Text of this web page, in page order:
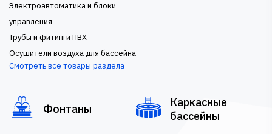
Электроавтоматика и блоки
управления
Трубы и фитинги ПВХ
Осушители воздуха для бассейна
Смотреть все товары раздела
Фонтаны
Каркасные
бассейны